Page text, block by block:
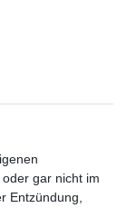
gar nicht im
Entzündung,